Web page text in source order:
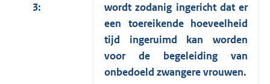
3:
wordt zodanig ingericht dat er
een toereikende hoeveelheid
tijd ingeruimd kan worden
voor de begeleiding van
onbedoeld zwangere vrouwen.